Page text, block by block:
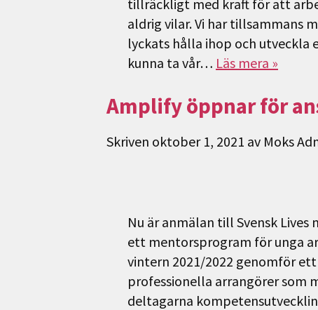
tillräckligt med kraft för att
aldrig vilar. Vi har tillsammans
lyckats hålla ihop och
kunna ta vår… Läs mera »
Amplify öppnar för
Skriven oktober 1, 2021 av Moks
Nu är anmälan till Svensk Lives
ett mentorsprogram för unga
vintern 2021/2022 genomför
professionella arrangörer som
deltagarna